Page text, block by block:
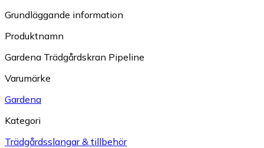
Grundläggande information
Produktnamn
Gardena Trädgårdskran Pipeline
Varumärke
Gardena
Kategori
Trädgårdsslangar & tillbehör